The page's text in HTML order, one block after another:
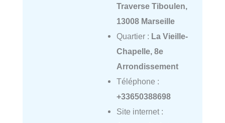
Traverse Tiboulen,
13008 Marseille
Quartier : La Vieille-
Chapelle, 8e
Arrondissement
Téléphone :
+33650388698
Site internet :